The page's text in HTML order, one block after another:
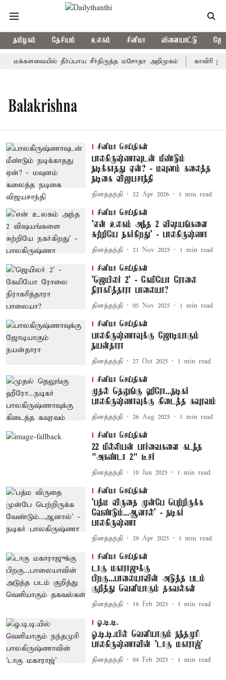
தமிழகம் தேசியம் உலகம் சினிமா விளையாட்டு
மக்களவையில் தீர்ப்பாய சீர்திருத்த மசோதா அறிமுகம் காவிரி
Balakrishna
சினிமா செய்திகள்
பாலகிருஷ்ணாவுடன் மீண்டும்
நடிக்காதது ஏன்? - மவுனம் கலைத்த
நடிகை விஜயசாந்தி
தினத்தந்தி 22 Apr 2026 1 min read
சினிமா செய்திகள்
’என் உலகம் அந்த 2 விஷயங்களை
சுற்றியே நகர்கிறது’ - பாலகிருஷ்ணா
தினத்தந்தி 21 Nov 2025 1 min read
சினிமா செய்திகள்
’ஜெயிலர் 2’ - கேமியோ ரோலை
நிராகரித்தாரா பாலையா?
தினத்தந்தி 05 Nov 2025 1 min read
சினிமா செய்திகள்
பாலகிருஷ்ணாவுக்கு ஜோடியாகும்
நயன்தாரா
தினத்தந்தி 27 Oct 2025 1 min read
சினிமா செய்திகள்
முதல் தெலுங்கு ஹீரோ...நடிகர்
பாலகிருஷ்ணாவுக்கு கிடைத்த கவுரவம்
தினத்தந்தி 26 Aug 2025 1 min read
சினிமா செய்திகள்
22 மில்லியன் பார்வைகளை கடந்த
"அகண்டா 2" டீசர்
தினத்தந்தி 10 Jun 2025 1 min read
சினிமா செய்திகள்
'பத்ம விருதை முன்பே பெற்றிருக்க
வேண்டும்...ஆனால்' - நடிகர்
பாலகிருஷ்ணா
தினத்தந்தி 29 Apr 2025 1 min read
சினிமா செய்திகள்
டாகு மகாராஜுக்கு
பிறகு...பாலையாவின் அடுத்த படம்
குறித்து வெளியாகும் தகவல்கள்
தினத்தந்தி 16 Feb 2025 1 min read
ஓ.டி.டி.
ஓ.டி.டி.யில் வெளியாகும் நந்தமுரி
பாலகிருஷ்ணாவின் 'டாகு மகாராஜ்'
தினத்தந்தி 04 Feb 2025 1 min read